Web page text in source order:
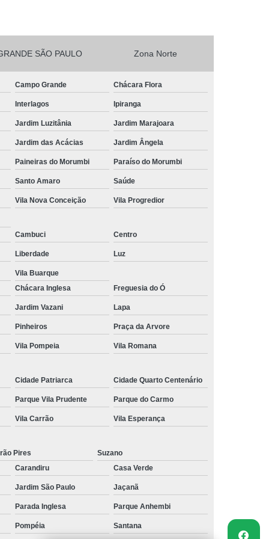
para Festa São João Climaco
Salgadinhos para Aniversário Infantil Sacomã
de Aniversario Pq Bristol
Perto de Mim Vila Liviero
Festa São João Climaco
para Festas São Caetano
Festa Heliópolis
Kit Salgado para Festa
Salgado para Festa Congelado
Infantil
Salgado para Festa de Casamento
Salgado para Festa Encomenda
Salgado para Festa para 30 Pessoas
SÃO PAULO Zona Norte
Campo Grande Chácara Flora
Interlagos Ipiranga
Jardim Luzitânia Jardim Marajoara
Jardim das Acácias Jardim Ângela
Paineiras do Morumbi Paraíso do Morumbi
Santo Amaro Saúde
Vila Nova Conceição Vila Progredior
Cambuci Centro
Liberdade Luz
Vila Buarque
Chácara Inglesa Freguesia do Ó
Jardim Vazani Lapa
Pinheiros Praça da Arvore
Vila Pompeia Vila Romana
Cidade Patriarca Cidade Quarto Centenário
Parque Vila Prudente Parque do Carmo
Vila Carrão Vila Esperança
Pires
Suzano
Carandiru Casa Verde
Jardim São Paulo Jaçanã
Parada Inglesa Parque Anhembi
Pompéia Santana